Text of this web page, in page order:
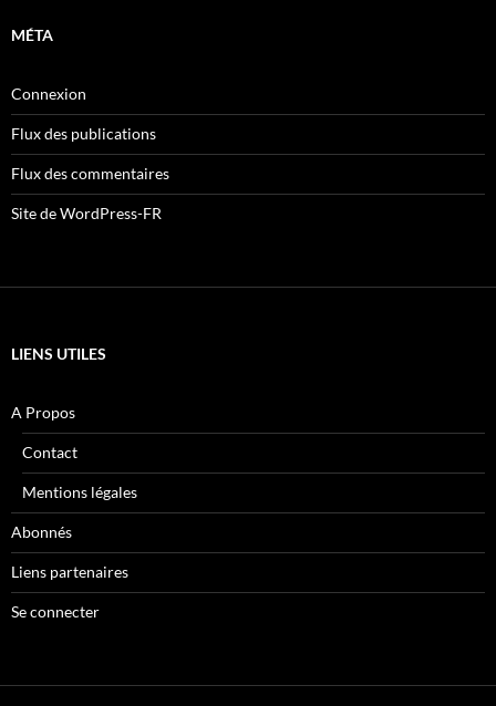
MÉTA
Connexion
Flux des publications
Flux des commentaires
Site de WordPress-FR
LIENS UTILES
A Propos
Contact
Mentions légales
Abonnés
Liens partenaires
Se connecter